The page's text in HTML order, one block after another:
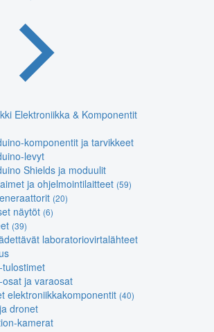
Elektroniikka & Komponentit
komponentit ja tarvikkeet
levyt
Shields ja moduulit
ja ohjelmointilaitteet (59)
(20)
näytöt (6)
(39)
laboratoriovirtalähteet
tulostimet
osat ja varaosat
elektroniikkakomponentit (40)
dronet
kamerat